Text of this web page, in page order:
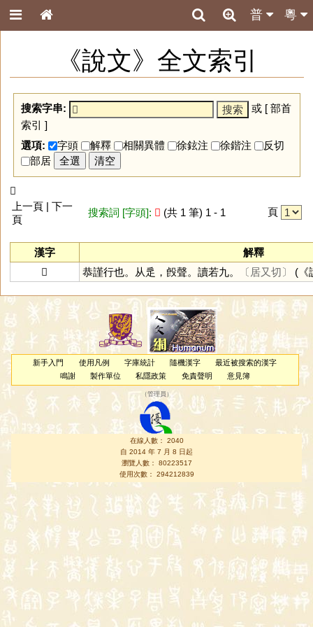
粵
普
《說文》全文索引
搜索字串: 或 [ 部首
索引 ]
選項:
字頭 解釋 相關異體 徐鉉注 徐鍇注
反切
部居
全選 清空
𨖏
上一頁 | 下一
頁
搜索詞 [字頭]: 𨖏 (共 1 筆) 1 - 1 頁
漢字
解釋
𨖏
恭謹行也。从辵，㲃聲。讀若九。 〔居又切〕 (《
新手入門 使用凡例 字庫統計 隨機漢字
最近被搜索的漢字
鳴謝
製作單位 私隱政策 免責聲明 意見簿
（管理員 ）
在線人數： 2040
自 2014 年 7 月 8 日起
瀏覽人數： 80223517
使用次數： 294212839